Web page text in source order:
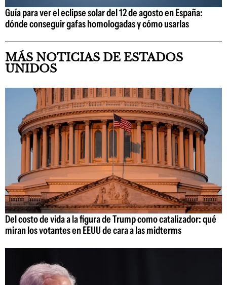
Guía para ver el eclipse solar del 12 de agosto en España:
dónde conseguir gafas homologadas y cómo usarlas
MÁS NOTICIAS DE ESTADOS
UNIDOS
Del costo de vida a la figura de Trump como catalizador: qué
miran los votantes en EEUU de cara a las midterms